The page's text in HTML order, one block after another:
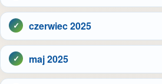
czerwiec 2025
maj 2025